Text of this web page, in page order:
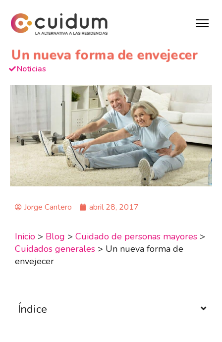
Un nueva forma de envejecer
Noticias
Jorge Cantero abril 28, 2017
Inicio > Blog > Cuidado de personas mayores >
Cuidados generales > Un nueva forma de
envejecer
Índice